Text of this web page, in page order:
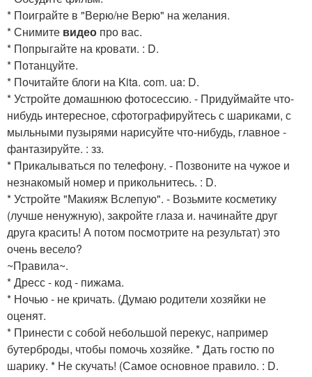
* Поиграйте в "Верю/не Верю" на желания.
* Снимите видео про вас.
* Попрыгайте на кровати. : D.
* Потанцуйте.
* Почитайте блоги на Kita. com. ua: D.
* Устройте домашнюю фотосессию. - Придуймайте что-
нибудь интересное, сфотографируйтесь с шариками, с
мыльными пузырями нарисуйте что-нибудь, главное -
фантазируйте. : зз.
* Прикалываться по телефону. - Позвоните на чужое и
незнакомый номер и прикольнитесь. : D.
* Устройте "Макияж Вслепую". - Возьмите косметику
(лучше ненужную), закройте глаза и. начинайте друг
друга красить! А потом посмотрите на результат) это
очень весело?
~Правила~.
* Дресс - код - пижама.
* Ночью - не кричать. (Думаю родители хозяйки не
оценят.
* Принести с собой небольшой перекус, например
бутерброды, чтобы помочь хозяйке. * Дать гостю по
шарику. * Не скучать! (Самое основное правило. : D.